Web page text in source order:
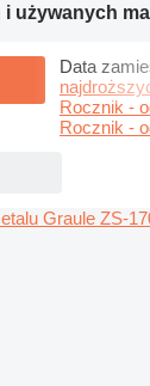
i używanych
Data
Rocznik -
Rocznik -